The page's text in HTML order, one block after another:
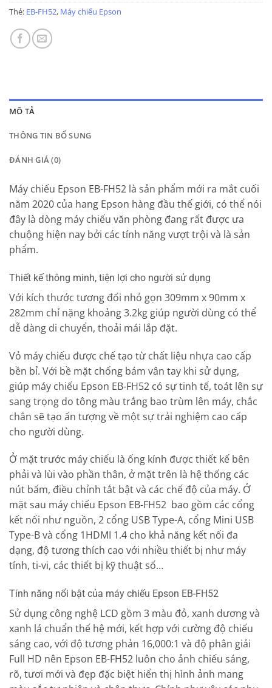
Thẻ: EB-FH52, Máy chiếu Epson
MÔ TẢ
THÔNG TIN BỔ SUNG
ĐÁNH GIÁ (0)
Máy chiếu Epson EB-FH52 là sản phẩm mới ra mắt cuối
năm 2020 của hang Epson hàng đầu thế giới, có thể nói
đây là dòng máy chiếu văn phòng đang rất được ưa
chuộng hiện nay bởi các tính năng vượt trội và là sản
phẩm.
Thiết kế thông minh, tiện lợi cho người sử dụng
Với kích thước tương đối nhỏ gọn 309mm x 90mm x
282mm chỉ nặng khoảng 3.2kg giúp người dùng có thể
dễ dàng di chuyển, thoải mái lắp đặt.
Vỏ máy chiếu được chế tạo từ chất liệu nhựa cao cấp
bền bỉ. Với bề mặt chống bám vân tay khi sử dụng,
giúp máy chiếu Epson EB-FH52 có sự tinh tế, toát lên sự
sang trọng do tông màu trắng bao trùm lên máy, chắc
chắn sẽ tạo ấn tượng về một sự trải nghiệm cao cấp
cho người dùng.
Ở mặt trước máy chiếu là ống kính được thiết kế bên
phải và lùi vào phần thân, ở mặt trên là hệ thống các
nút bấm, điều chỉnh tắt bật và các chế độ của máy. Ở
mặt sau máy chiếu Epson EB-FH52 bao gồm các cổng
kết nối như nguồn, 2 cổng USB Type-A, cổng Mini USB
Type-B và cổng 1HDMI 1.4 cho khả năng kết nối đa
dạng, độ tương thích cao với nhiều thiết bị như máy
tính, ti-vi, các thiết bị kỹ thuật số…
Tính năng nổi bật của máy chiếu Epson EB-FH52
Sử dụng công nghệ LCD gồm 3 màu đỏ, xanh dương và
xanh lá chuẩn thế hệ mới, kết hợp với cường độ chiếu
sáng cao, với độ tương phản 16,000:1 và độ phân giải
Full HD nên Epson EB-FH52 luôn cho ảnh chiếu sáng,
rõ, tươi mới và đẹp đặc biệt hiển thị hình ảnh mang